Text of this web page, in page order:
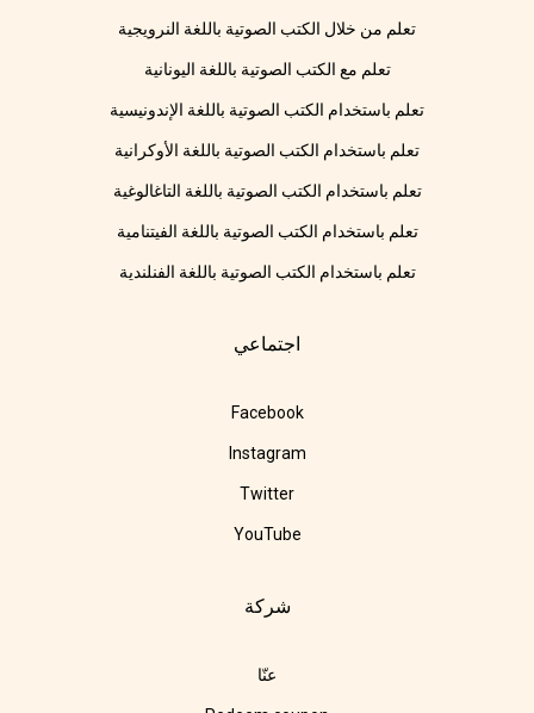
تعلم من خلال الكتب الصوتية باللغة النرويجية
تعلم مع الكتب الصوتية باللغة اليونانية
تعلم باستخدام الكتب الصوتية باللغة الإندونيسية
تعلم باستخدام الكتب الصوتية باللغة الأوكرانية
تعلم باستخدام الكتب الصوتية باللغة التاغالوغية
تعلم باستخدام الكتب الصوتية باللغة الفيتنامية
تعلم باستخدام الكتب الصوتية باللغة الفنلندية
اجتماعي
Facebook
Instagram
Twitter
YouTube
شركة
عنّا